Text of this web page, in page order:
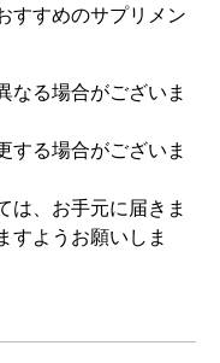
すすめのサプリメン
なる場合がございま
する場合がございま
は、お手元に届きま
すようお願いしま